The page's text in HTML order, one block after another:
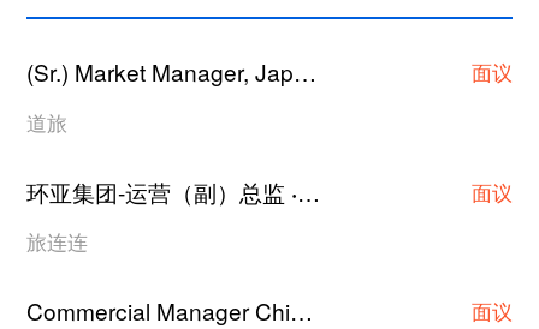
(Sr.) Market Manager, Japan Hotel Contracting ·
面议
道旅
环亚集团-运营（副）总监 · 上海
面议
旅连连
Commercial Manager China
面议